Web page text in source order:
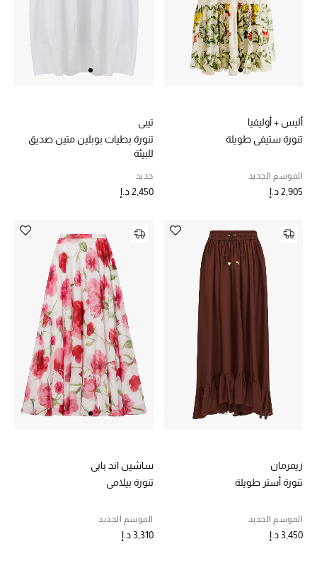
المجوهرات
عرض كل التنزيلات
مجوهرات فاخرة للنساء
إكسسوارات للرجال
تسوقوا المجوهرات
الهدايا
بطاقة الهدايا الإلكترونية
هدايا حسب المناسبة
أليس + أوليفيا
تنورة ستيفي طويلة
الموسم الجديد
2,905 د.إ
تيبي
تنورة بطيات بوبلين متين صديق
للبيئة
جديد
2,450 د.إ
زيمرمان
تنورة أستر طويلة
الموسم الجديد
3,450 د.إ
ساشين اند بابي
تنورة بيلامي
الموسم الجديد
3,310 د.إ